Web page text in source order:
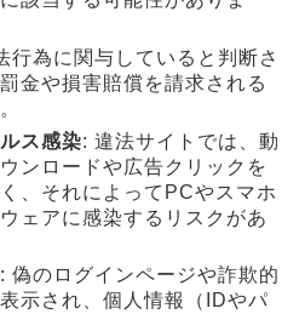
行為に関与していると判断さ
金や損害賠償を請求される
ス感染: 違法サイトでは、動
ンロードや広告クリックを
、それによってPCやスマホ
ェアに感染するリスクがあ
: 偽のログインページや詐欺的
示され、個人情報（IDやパ